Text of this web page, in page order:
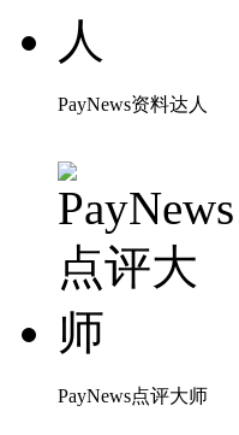
PayNews资料达人
PayNews点评大师